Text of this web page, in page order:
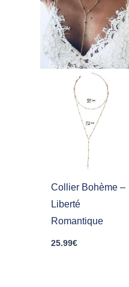
Collier Bohème –
Liberté
Romantique
25.99€